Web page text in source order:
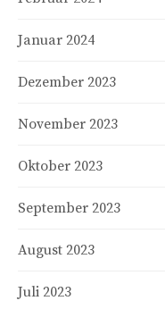
Januar 2024
Dezember 2023
November 2023
Oktober 2023
September 2023
August 2023
Juli 2023